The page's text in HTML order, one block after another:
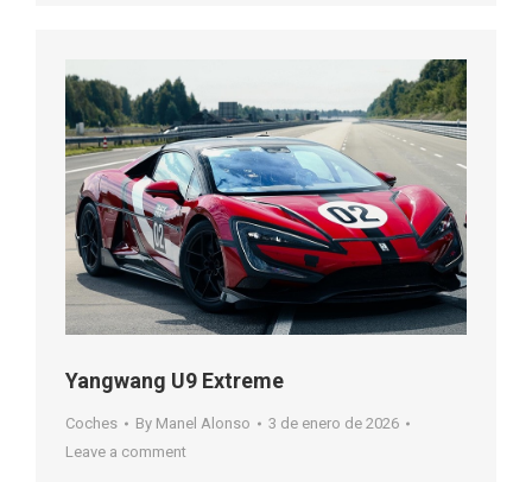
Yangwang U9 Extreme
Coches By Manel Alonso
3 de enero de 2026
Leave a comment